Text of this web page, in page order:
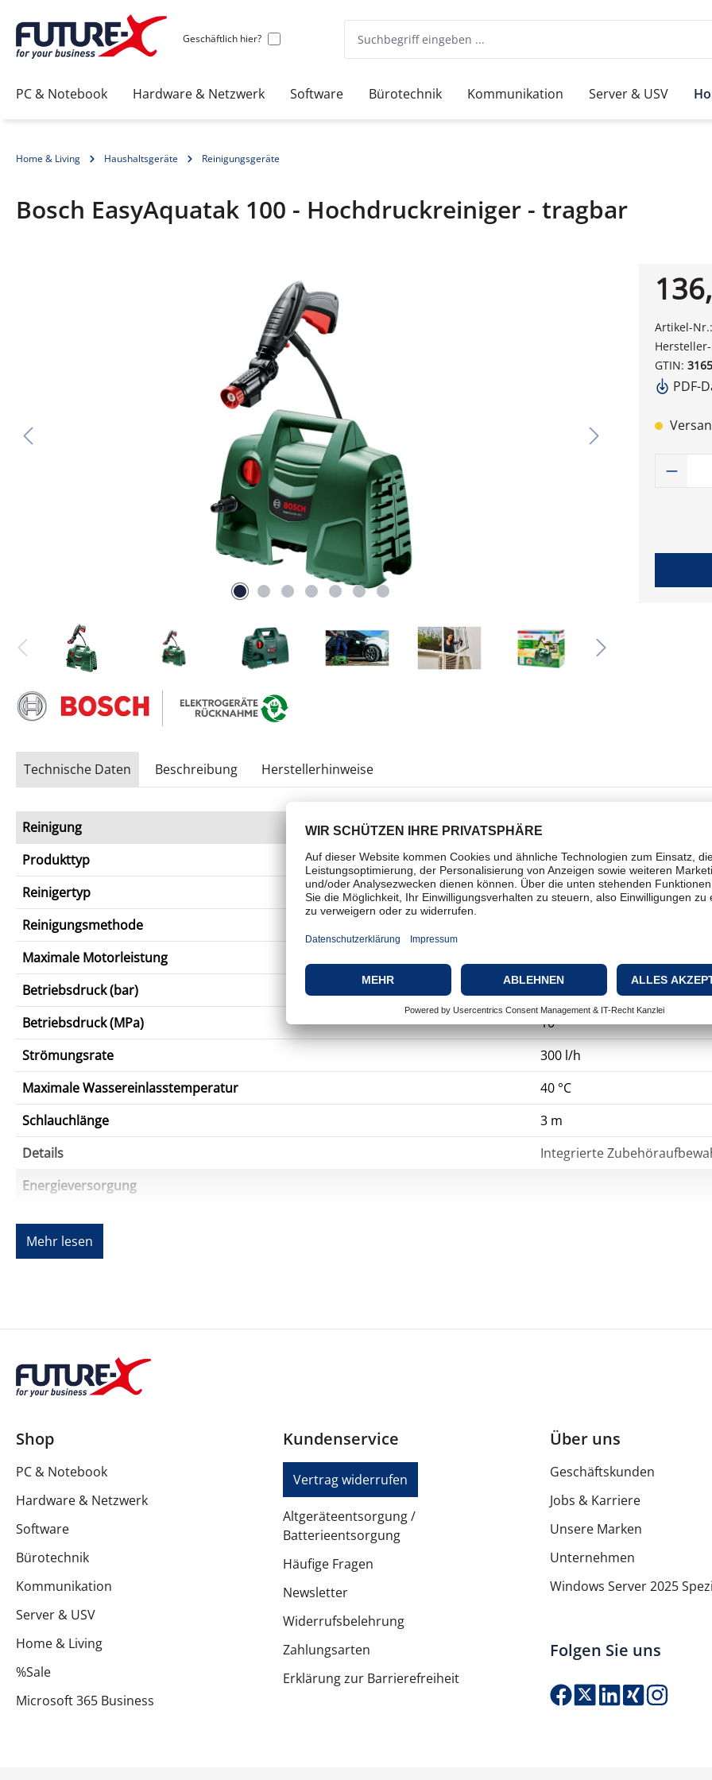
Geschäftlich hier?
PC & Notebook Hardware & Netzwerk Software Bürotechnik Kommunikation Server & USV
Home & Living Haushaltsgeräte Reinigungsgeräte
Bosch EasyAquatak 100 - Hochdruckreiniger - tragbar
Artikel-Nr.:
GTIN:
PDF-
Technische Daten Beschreibung Herstellerhinweise
Reinigung
Produkttyp
Hochdruckreiniger
Reinigertyp
Tragbar
Reinigungsmethode
Maximale Motorleistung
Betriebsdruck (bar)
Betriebsdruck (MPa)
10
Strömungsrate
300 l/h
Maximale Wassereinlasstemperatur
40 °C
Schlauchlänge
3 m
Details
Integrierte
Energieversorgung
Spannung
Verschiedenes
Mitgeliefertes Zubehör
Hochdruckschlauch,
Sound Pressure Level (SPL)
91 dB
EN 60335-2-79, Directive
Im Lieferumfang enthaltenes Zubehör
Wasserfilter
Abmessungen und Gewicht
Gewicht
3 kg
Mehr lesen
Produkt
Shop
PC & Notebook
Hardware & Netzwerk
Software
Bürotechnik
Kommunikation
Server & USV
Home & Living
%Sale
Microsoft 365 Business
Kundenservice
Vertrag widerrufen
Altgeräteentsorgung /
Batterieentsorgung
Häufige Fragen
Newsletter
Widerrufsbelehrung
Zahlungsarten
Erklärung zur Barrierefreiheit
Über uns
Geschäftskunden
Jobs & Karriere
Unsere Marken
Unternehmen
Windows Server 2025
Folgen Sie uns